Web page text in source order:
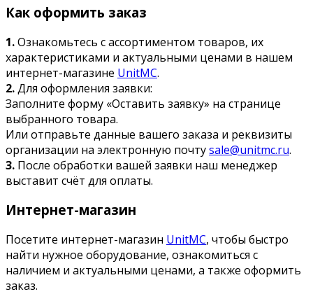
Как оформить заказ
1.Ознакомьтесь с ассортиментом товаров, их
характеристиками и актуальными ценами в нашем
интернет-магазине UnitMC.
2.Для оформления заявки:
Заполните форму «Оставить заявку» на странице
выбранного товара.
Или отправьте данные вашего заказа и реквизиты
организации на электронную почтуsale@unitmc.ru.
3. После обработки вашей заявки наш менеджер
выставит счёт для оплаты.
Интернет-магазин
Посетите интернет-магазин UnitMC, чтобы быстро
найти нужное оборудование, ознакомиться с
наличием и актуальными ценами, а также оформить
заказ.